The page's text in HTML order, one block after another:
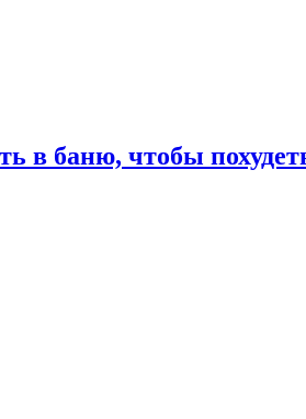
в баню, чтобы